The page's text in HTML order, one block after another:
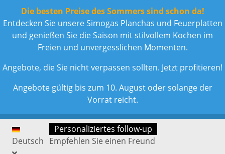
Die besten Preise des Sommers sind schon da!
Entdecken Sie unsere Simogas Planchas und Feuerplatten
und genießen Sie die Saison mit stilvollem Kochen im
Freien und unvergesslichen Momenten.
Angebote, die Sie nicht verpassen sollten. Jetzt profitieren!
Angebote gültig bis zum 10. August oder solange der
Vorrat reicht.
Deutsch
Personaliziertes follow-up
Empfehlen Sie einen Freund